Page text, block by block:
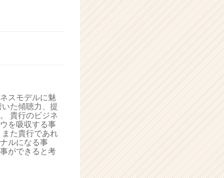
スモデルに魅
た傾聴力、提
貴行のビジネ
を吸収する事
た貴行であれ
ルになる事
ができると考